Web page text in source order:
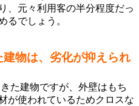
、元々利用客の半分程度だっ
るでしょう。
物は、劣化が抑えられ
た建物ですが、外壁はもち
が使われているためクロスな